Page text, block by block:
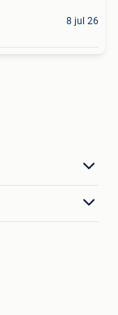
8 jul 26